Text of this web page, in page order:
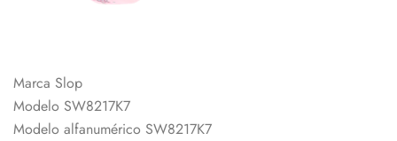
Marca Slop
Modelo SW8217K7
Modelo alfanumérico SW8217K7